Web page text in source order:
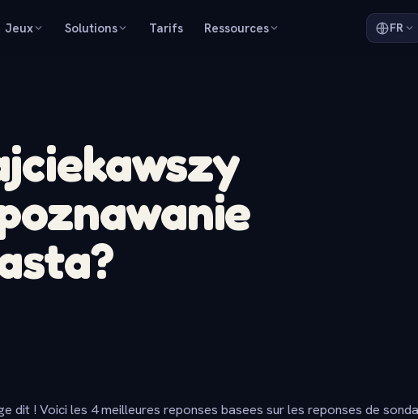
Jeux Solutions Tarifs Ressources FR
dit ! Voici les 4 meilleures reponses basees sur les reponses de